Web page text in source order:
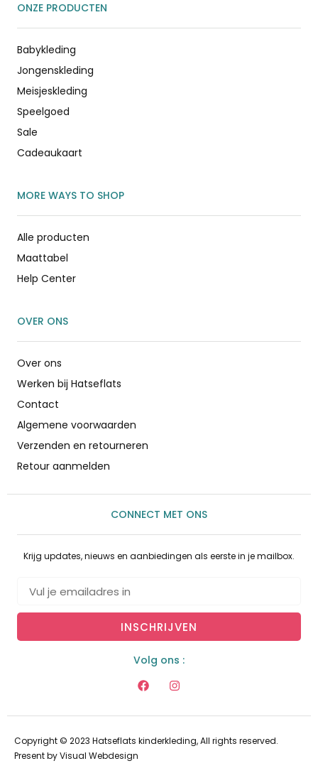
ONZE PRODUCTEN
Babykleding
Jongenskleding
Meisjeskleding
Speelgoed
Sale
Cadeaukaart
MORE WAYS TO SHOP
Alle producten
Maattabel
Help Center
OVER ONS
Over ons
Werken bij Hatseflats
Contact
Algemene voorwaarden
Verzenden en retourneren
Retour aanmelden
CONNECT MET ONS
Krijg updates, nieuws en aanbiedingen als eerste in je mailbox.
INSCHRIJVEN
Volg ons :
Copyright © 2023 Hatseflats kinderkleding, All rights reserved.
Present byVisual Webdesign